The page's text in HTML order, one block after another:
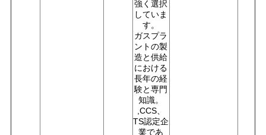
強く選択
していま
す。
ガスプラ
ントの製
造と供給
における
長年の経
験と専門
知識。
,CCS、
TS認定企
業であ